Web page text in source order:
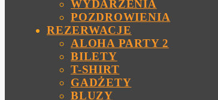
WYDARZENIA
POZDROWIENIA
REZERWACJE
ALOHA PARTY 2
BILETY
T-SHIRT
GADŻETY
BLUZY